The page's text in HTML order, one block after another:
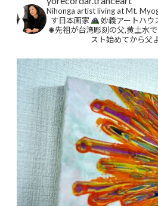
Nihonga artist living at Mt.
す日本画家
妙義アートハ
✺先祖が台湾彫刻の父,黄土水
スト始めてから父